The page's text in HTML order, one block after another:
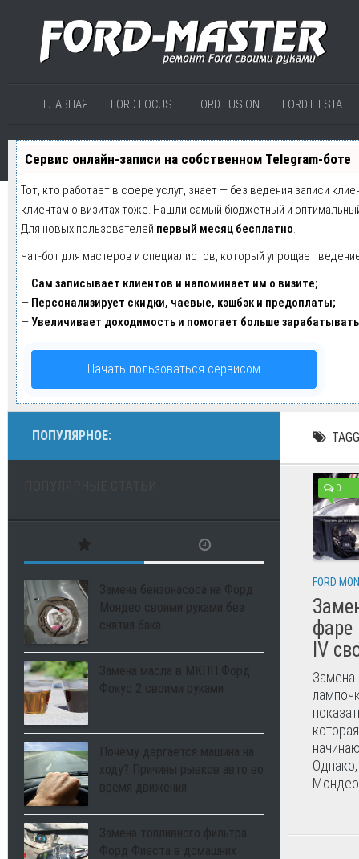
ГЛАВНАЯ FORD FOCUS FORD FUSION FORD FIESTA
Сервис онлайн-записи на собственном Telegram-боте
Тот, кто работает в сфере услуг, знает — без ведения записи
клиентам о визитах тоже. Нашли самый бюджетный и
Для новых пользователей первый месяц бесплатно.
Чат-бот для мастеров и специалистов, который упрощает
— Сам записывает клиентов и напоминает им о визите;
— Персонализирует скидки, чаевые, кэшбэк и предоплаты;
—Увеличивает доходимость и помогает больше
Начать пользоваться сервисом
0
FORD
фаре
IV
Замена
Мондео
ПОПУЛЯРНОЕ:
Замена бензонасоса на Форд
Мондео своими руками без
снятия бака
Замена масла в МКПП Форд
Фокус 2 своими руками
Почему дергается машина на
ходу? Причины рывков авто во
время движения
Замена топливного фильтра
Форд Фиеста в домашних